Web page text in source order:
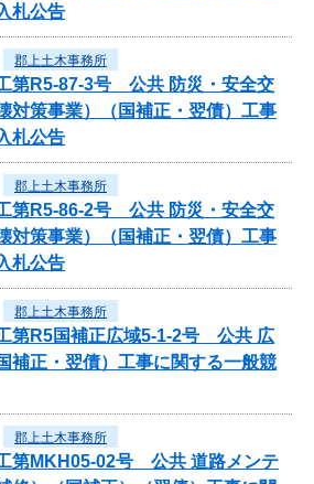
札公告
郡上土木事務所
第R5-87-3号 公共 防災・安全交
対策事業）（国補正・翌債）工事
札公告
郡上土木事務所
第R5-86-2号 公共 防災・安全交
対策事業）（国補正・翌債）工事
札公告
郡上土木事務所
第R5国補正広域5-1-2号 公共 広
補正・翌債）工事に関する一般競
郡上土木事務所
第MKH05-02号 公共 道路メンテ